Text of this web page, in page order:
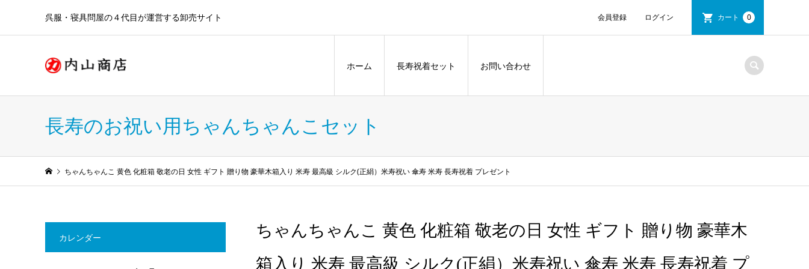
呉服・寝具問屋の４代目が運営する卸売サイト 会員登録 ログイン カート 0
ホーム 長寿祝着セット お問い合わせ
長寿のお祝い用ちゃんちゃんこセット
ちゃんちゃんこ 黄色 化粧箱 敬老の日 女性 ギフト 贈り物 豪華木箱入り 米寿 最高級 シルク(正絹）米寿祝い 傘寿 米寿 長寿祝着 プレゼント
ちゃんちゃんこ 黄色 化粧箱 敬老の日 女性 ギフト 贈り物 豪華木
箱入り 米寿 最高級 シルク(正絹）米寿祝い 傘寿 米寿 長寿祝着 プ
カレンダー